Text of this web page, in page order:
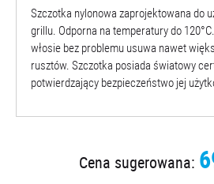
Szczotka nylonowa zaprojektowana do
grillu. Odporna na temperatury do
włosie bez problemu usuwa nawet
rusztów. Szczotka posiada światowy
potwierdzający bezpieczeństwo jej
Cena sugerowana: